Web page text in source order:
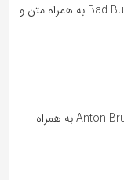
آهنگ اسپانیایی Booker T از Bad Bunny به همراه متن و
آهنگ آلمانی Zerrissen از Anton Bruckner به همراه